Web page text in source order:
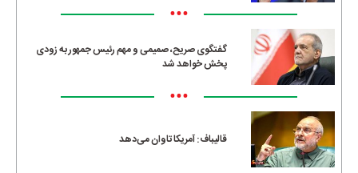
•••
گفتگوی صریح، صمیمی و مهم رئیس جمهور به زودی
پخش خواهد شد
•••
قالیباف: آمریکا تاوان می‌دهد